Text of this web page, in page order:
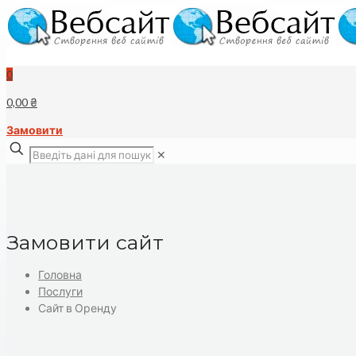
0
0,00 ₴
Замовити
✕
Замовити сайт
Головна
Послуги
Сайт в Оренду